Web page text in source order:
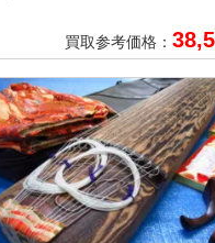
買取参考価格：